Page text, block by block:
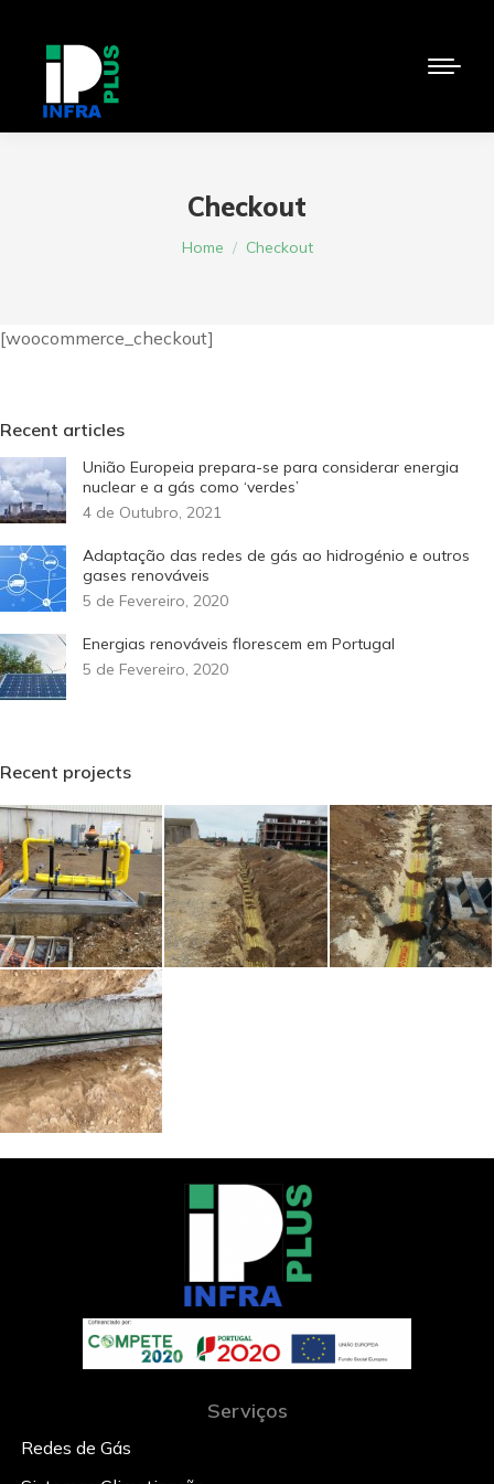
Checkout
You are here:
Home Checkout
[woocommerce_checkout]
Recent articles
União Europeia prepara-se para considerar energia
nuclear e a gás como ‘verdes’
4 de Outubro, 2021
Adaptação das redes de gás ao hidrogénio e outros
gases renováveis
5 de Fevereiro, 2020
Energias renováveis florescem em Portugal
5 de Fevereiro, 2020
Recent projects
Serviços
Redes de Gás